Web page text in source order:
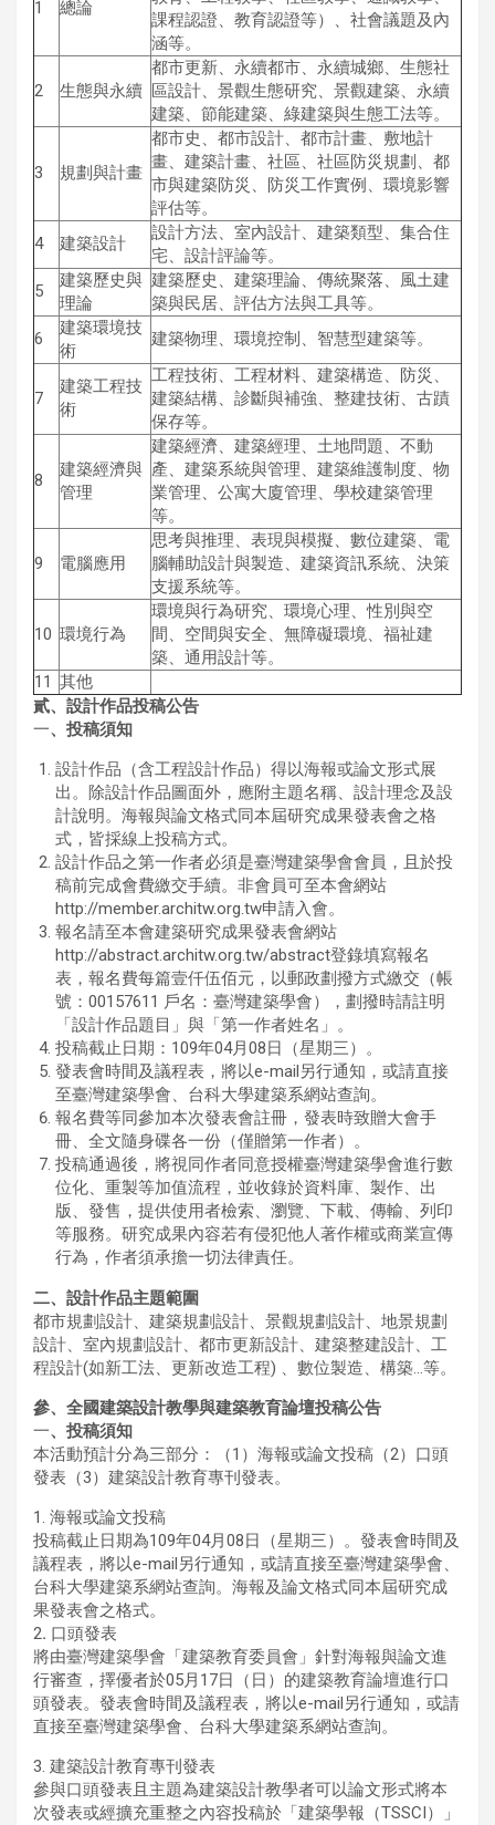
1 總論
課程認證、教育認證等）、社會議題及內
涵等。
2 生態與永續
都市更新、永續都市、永續城鄉、生態社
區設計、景觀生態研究、景觀建築、永續
建築、節能建築、綠建築與生態工法等。
3 規劃與計畫
都市史、都市設計、都市計畫、敷地計
畫、建築計畫、社區、社區防災規劃、都
市與建築防災、防災工作實例、環境影響
評估等。
4
建築設計
設計方法、室內設計、建築類型、集合住
宅、設計評論等。
5
建築歷史與
理論
建築歷史、建築理論、傳統聚落、風土建
築與民居、評估方法與工具等。
6
建築環境技
術
建築物理、環境控制、智慧型建築等。
7
建築工程技
術
工程技術、工程材料、建築構造、防災、
建築結構、診斷與補強、整建技術、古蹟
保存等。
8
建築經濟與
管理
建築經濟、建築經理、土地問題、不動
產、建築系統與管理、建築維護制度、物
業管理、公寓大廈管理、學校建築管理
等。
9 電腦應用
思考與推理、表現與模擬、數位建築、電
腦輔助設計與製造、建築資訊系統、決策
支援系統等。
10 環境行為
環境與行為研究、環境心理、性別與空
間、空間與安全、無障礙環境、福祉建
築、通用設計等。
11 其他
貳、 設計作品投稿公告
一、 投稿須知
設計作品（含工程設計作品）得以海報或論文形式展
出。除設計作品圖面外，應附主題名稱、設計理念及設
計說明。海報與論文格式同本屆研究成果發表會之格
式，皆採線上投稿方式。
設計作品之第一作者必須是臺灣建築學會會員，且於投
稿前完成會費繳交手續。非會員可至本會網站
http://member.architw.org.tw申請入會。
報名請至本會建築研究成果發表會網站
http://abstract.architw.org.tw/abstract登錄填寫報名
表，報名費每篇壹仟伍佰元，以郵政劃撥方式繳交（帳
號：00157611 戶名：臺灣建築學會），劃撥時請註明
「設計作品題目」與「第一作者姓名」。
投稿截止日期：109年04月08日（星期三）。
發表會時間及議程表，將以e-mail另行通知，或請直接
至臺灣建築學會、台科大學建築系網站查詢。
報名費等同參加本次發表會註冊，發表時致贈大會手
冊、全文隨身碟各一份（僅贈第一作者）。
投稿通過後，將視同作者同意授權臺灣建築學會進行數
位化、重製等加值流程，並收錄於資料庫、製作、出
版、發售，提供使用者檢索、瀏覽、下載、傳輸、列印
等服務。研究成果內容若有侵犯他人著作權或商業宣傳
行為，作者須承擔一切法律責任。
二、 設計作品主題範圍
都市規劃設計、建築規劃設計、景觀規劃設計、地景規劃
設計、室內規劃設計、都市更新設計、建築整建設計、工
程設計(如新工法、更新改造工程) 、數位製造、構築…等。
參、 全國建築設計教學與建築教育論壇投稿公告
一、 投稿須知
本活動預計分為三部分：（1）海報或論文投稿（2）口頭
發表（3）建築設計教育專刊發表。
1. 海報或論文投稿
投稿截止日期為109年04月08日（星期三）。發表會時間及
議程表，將以e-mail另行通知，或請直接至臺灣建築學會、
台科大學建築系網站查詢。海報及論文格式同本屆研究成
果發表會之格式。
2. 口頭發表
將由臺灣建築學會「建築教育委員會」針對海報與論文進
行審查，擇優者於05月17日（日）的建築教育論壇進行口
頭發表。發表會時間及議程表，將以e-mail另行通知，或請
直接至臺灣建築學會、台科大學建築系網站查詢。
3. 建築設計教育專刊發表
參與口頭發表且主題為建築設計教學者可以論文形式將本
次發表或經擴充重整之內容投稿於「建築學報（TSSCI）」